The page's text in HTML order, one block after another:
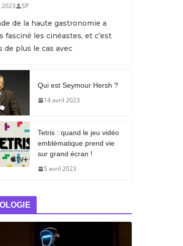
SP
de la haute gastronomie a
fasciné les cinéastes, et c’est
de plus le cas avec
Qui est Seymour Hersh ?
14 avril 2023
Tetris : quand le jeu vidéo
emblématique prend vie
sur grand écran !
5 avril 2023